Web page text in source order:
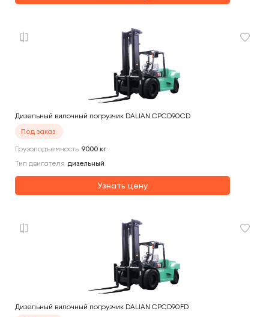
Дизельный вилочный погрузчик DALIAN CPCD90CD
Под заказ
Грузоподъемность 9000 кг
Тип двигателя дизельный
Узнать цену
Дизельный вилочный погрузчик DALIAN CPCD90FD